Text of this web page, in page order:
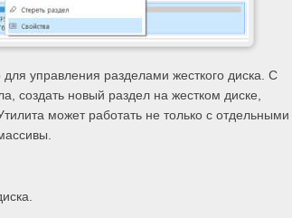
управления разделами жесткого диска. С
новый раздел на жестком диске,
может работать не только с отдельными